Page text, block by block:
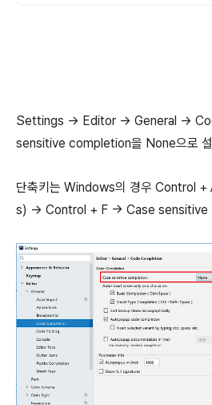
Settings -> Editor -> General ->
sensitive completion을 None으로 설
단축키는 Windows의 경우 Control
s) -> Control + F -> Case sensitive